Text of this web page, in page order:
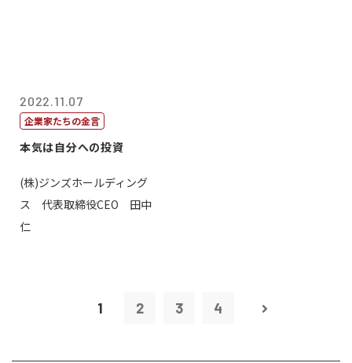
2022.11.07
企業家たちの金言
本気は自分への投資
(株)ジンズホールディング
ス 代表取締役CEO 田中
仁
1 2 3 4